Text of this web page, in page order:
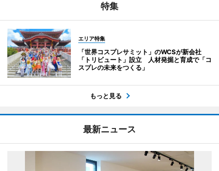
特集
エリア特集
「世界コスプレサミット」のWCSが新会社
「トリビュート」設立 人材発掘と育成で「コ
スプレの未来をつくる」
もっと見る
最新ニュース